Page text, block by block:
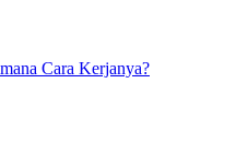
Cara Kerjanya?